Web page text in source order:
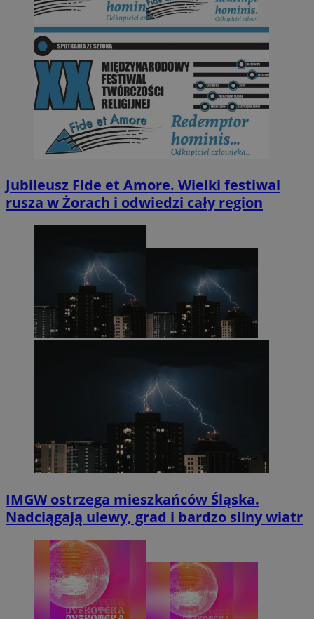
Jubileusz Fide et Amore. Wielki festiwal
rusza w Żorach i odwiedzi cały region
IMGW ostrzega mieszkańców Śląska.
Nadciągają ulewy, grad i bardzo silny wiatr